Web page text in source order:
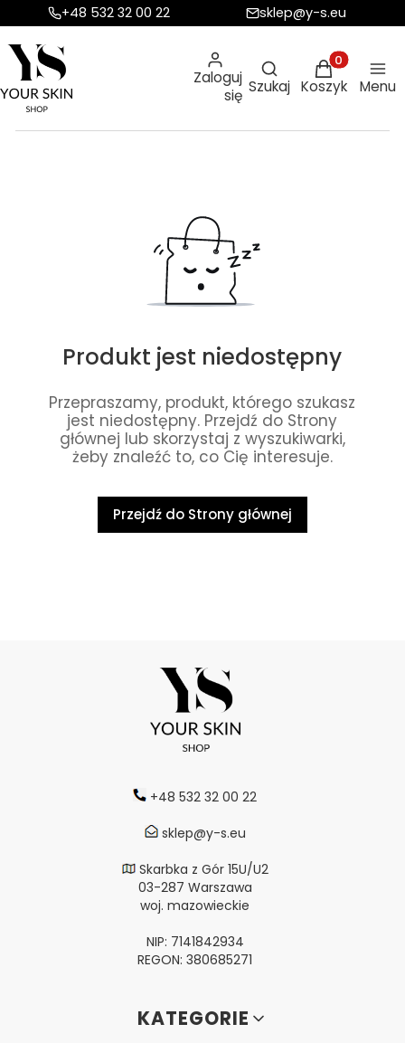
+48 532 32 00 22 sklep@y-s.eu
Zaloguj
się
Otwórz
Szukaj
Produkty w
Koszyk Menu
Produkt jest niedostępny
Przepraszamy, produkt, którego szukasz
jest niedostępny. Przejdź do Strony
głównej lub skorzystaj z wyszukiwarki,
żeby znaleźć to, co Cię interesuje.
Przejdź do Strony głównej
+48 532 32 00 22
sklep@y-s.eu
Skarbka z Gór 15U/U2
03-287 Warszawa
woj. mazowieckie
NIP: 7141842934
REGON: 380685271
Linki w stopceKATEGORIE